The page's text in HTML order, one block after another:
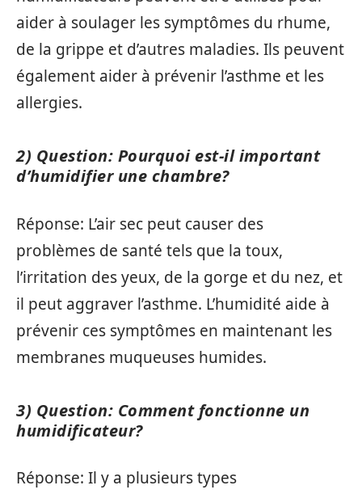
aider à soulager les symptômes du rhume,
de la grippe et d’autres maladies. Ils peuvent
également aider à prévenir l’asthme et les
allergies.
2) Question: Pourquoi est-il important
d’humidifier une chambre?
Réponse: L’air sec peut causer des
problèmes de santé tels que la toux,
l’irritation des yeux, de la gorge et du nez, et
il peut aggraver l’asthme. L’humidité aide à
prévenir ces symptômes en maintenant les
membranes muqueuses humides.
3) Question: Comment fonctionne un
humidificateur?
Réponse: Il y a plusieurs types